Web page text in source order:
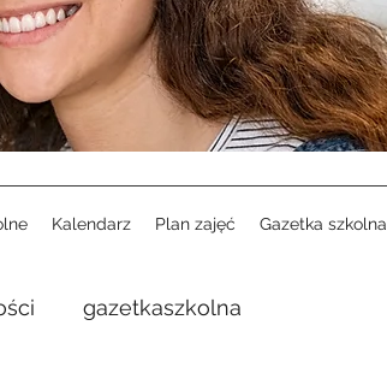
Kalendarz Plan zajęć Gazetka szkolna
gazetkaszkolna